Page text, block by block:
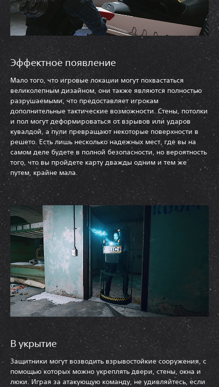
Эффектное появление
Мало того, что игровые локации могут похвастаться
великолепным дизайном, они также являются полностью
разрушаемыми, что предоставляет игрокам
дополнительные тактические возможности. Стены, потолки
и пол могут деформироваться от взрывов или ударов
кувалдой, а пули превращают некоторые поверхности в
решето. Есть лишь несколько надежных мест, где вы на
самом деле будете в полной безопасности, но вероятность
того, что вы пройдете карту дважды одним и тем же
путем, крайне мала.
В укрытие
Защитники могут возводить взрывостойкие сооружения, с
помощью которых можно укреплять двери, стены, окна и
люки. Играя за атакующую команду, не удивляйтесь, если